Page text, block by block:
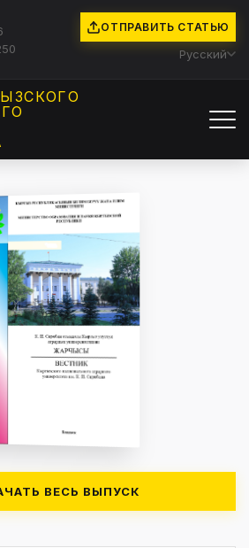
ОТПРАВИТЬ СТАТЬЮ
Русский
ВЕСЬ ВЫПУСК